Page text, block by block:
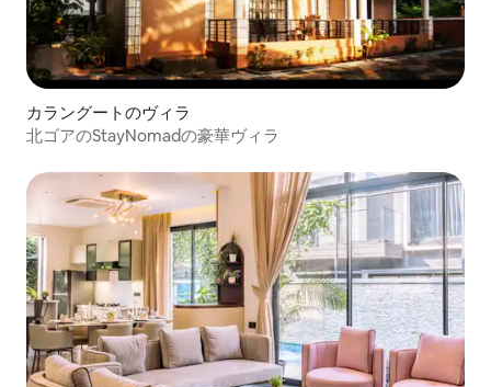
カラングートのヴィラ
北ゴアのStayNomadの豪華ヴィラ